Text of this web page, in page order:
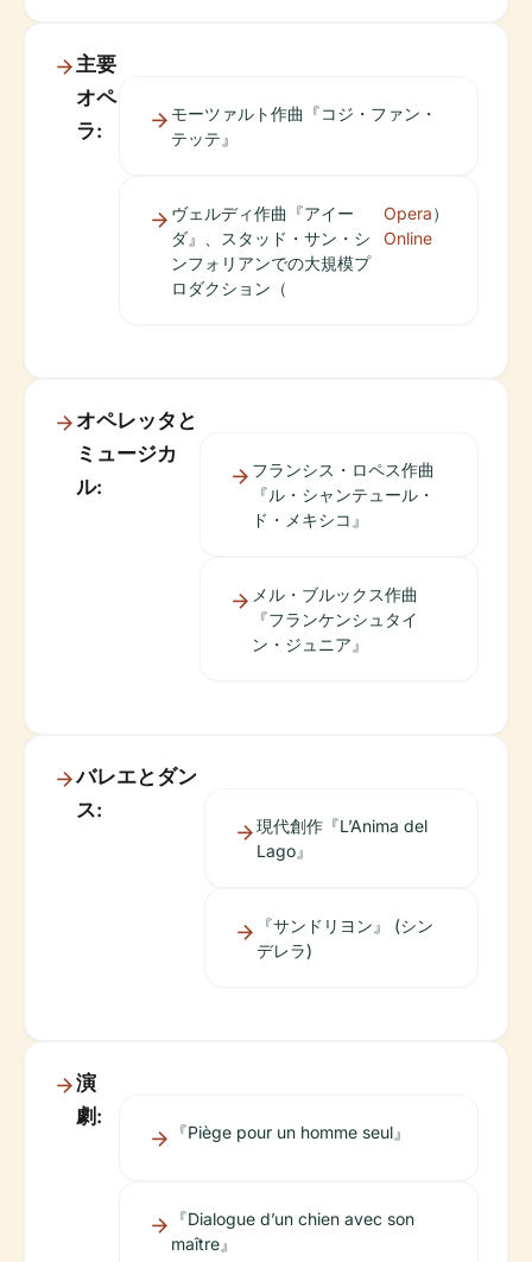
主要
オペ
ラ:
モーツァルト作曲『コジ・ファン・
テッテ』
ヴェルディ作曲『アイー
ダ』、スタッド・サン・シ
ンフォリアンでの大規模プ
ロダクション（
Opera
Online
）
オペレッタと
ミュージカ
ル:
フランシス・ロペス作曲
『ル・シャンテュール・
ド・メキシコ』
メル・ブルックス作曲
『フランケンシュタイ
ン・ジュニア』
バレエとダン
ス:
現代創作『L’Anima del
Lago』
『サンドリヨン』 (シン
デレラ)
演
劇:
『Piège pour un homme seul』
『Dialogue d’un chien avec son
maître』